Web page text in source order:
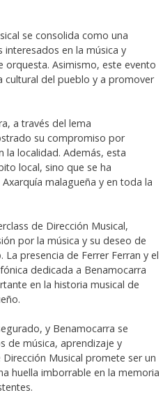
se consolida como una
en la música y
orquesta. Asimismo, este evento
cultural del pueblo y a promover
a través del lema
su compromiso por
la localidad. Además, esta
local, sino que se ha
malagueña y en toda la
de Dirección Musical,
por la música y su deseo de
presencia de Ferrer Ferran y el
dedicada a Benamocarra
en la historia musical de
y Benamocarra se
de música, aprendizaje y
Musical promete ser un
huella imborrable en la memoria